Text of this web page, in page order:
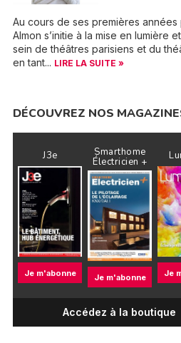
Au cours de ses premières
Almon s’initie à la mise en lumière
sein de théâtres parisiens et du
en tant... LIRE LA SUITE »
DÉCOUVREZ NOS
J3e
Je m'abonne
Smarthome
Électricien +
Je m'abonne Je
Accédez à la boutique